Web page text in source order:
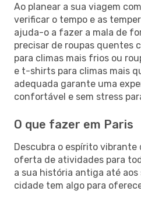
Ao planear a sua viagem
verificar o tempo e as
ajuda-o a fazer a mala de
precisar de roupas quentes
para climas mais frios ou
e t-shirts para climas mais
adequada garante uma
confortável e sem stress
O que fazer em Paris
Descubra o espírito vibrante
oferta de atividades para
a sua história antiga até aos
cidade tem algo para